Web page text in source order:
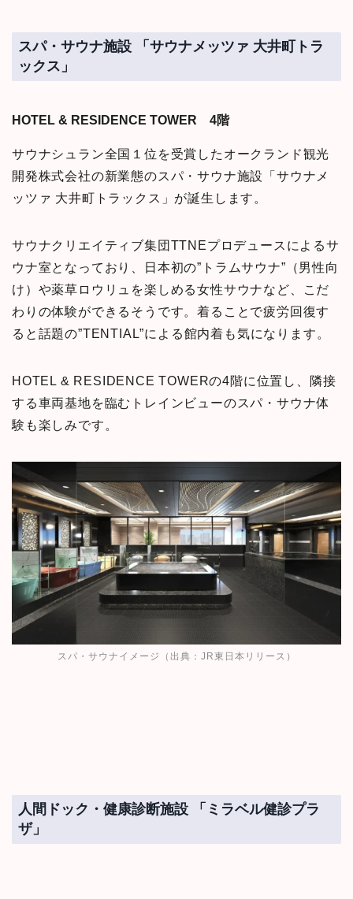
スパ・サウナ施設 「サウナメッツァ 大井町トラ
ックス」
HOTEL & RESIDENCE TOWER 4階
サウナシュラン全国１位を受賞したオークランド観光
開発株式会社の新業態のスパ・サウナ施設「サウナメ
ッツァ 大井町トラックス」が誕生します。
サウナクリエイティブ集団TTNEプロデュースによるサ
ウナ室となっており、日本初の”トラムサウナ”（男性向
け）や薬草ロウリュを楽しめる女性サウナなど、こだ
わりの体験ができるそうです。着ることで疲労回復す
ると話題の”TENTIAL”による館内着も気になります。
HOTEL & RESIDENCE TOWERの4階に位置し、隣接
する車両基地を臨むトレインビューのスパ・サウナ体
験も楽しみです。
スパ・サウナイメージ（出典： JR東日本リリース ）
人間ドック・健康診断施設 「ミラベル健診プラ
ザ」